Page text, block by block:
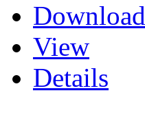
Download
View
Details